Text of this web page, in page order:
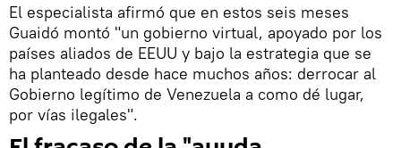
El especialista afirmó que en estos seis meses
Guaidó montó "un gobierno virtual, apoyado por los
países aliados de EEUU y bajo la estrategia que se
ha planteado desde hace muchos años: derrocar al
Gobierno legítimo de Venezuela a como dé lugar,
por vías ilegales".